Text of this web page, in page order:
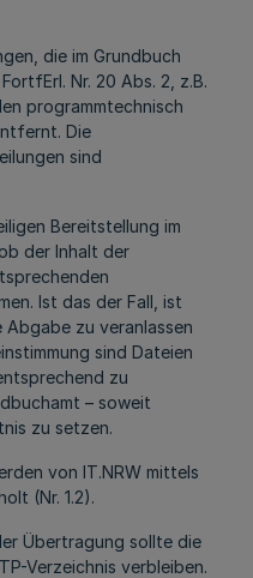
die im Grundbuch
Nr. 20 Abs. 2, z.B.
programmtechnisch
Die
sind
Bereitstellung im
der Inhalt der
Ist das der Fall, ist
zu veranlassen
sind Dateien
zu
– soweit
zu setzen.
von IT.NRW mittels
(Nr. 1.2).
sollte die
Verzeichnis verbleiben.